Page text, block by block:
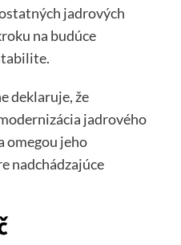
jadrových
na budúce
deklaruje, že
jadrového
omegou jeho
nadchádzajúce